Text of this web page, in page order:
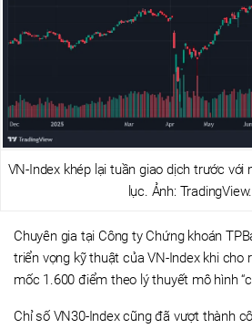
VN-Index khép lại tuần giao dịch trước với
lục. Ảnh: TradingView.
Chuyên gia tại Công ty Chứng khoán
triển vọng kỹ thuật của VN-Index khi cho
mốc 1.600 điểm theo lý thuyết mô hình
Chỉ số VN30-Index cũng đã vượt thành